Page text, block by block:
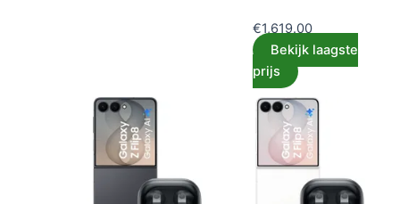
€1,619.00
Bekijk laagste
prijs